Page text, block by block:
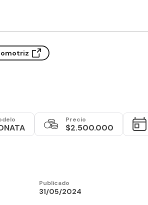
Precio
$2.500.000
Publicado
31/05/2024